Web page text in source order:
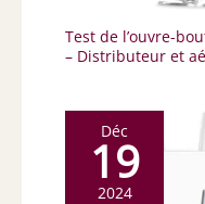
Test de l’ouvre-
– Distributeur et
Déc
19
2024